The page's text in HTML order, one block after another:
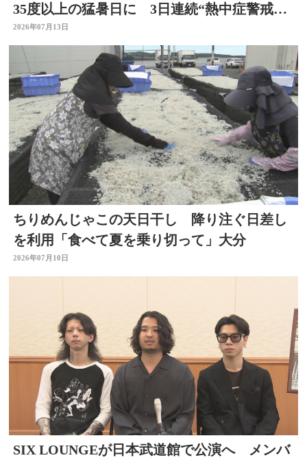
35度以上の猛暑日に 3日連続“熱中症警戒ア
ラート”発表
2026年07月13日
ちりめんじゃこの天日干し 降り注ぐ日差し
を利用「食べて夏を乗り切って」大分
2026年07月10日
SIX LOUNGEが日本武道館で公演へ メンバ